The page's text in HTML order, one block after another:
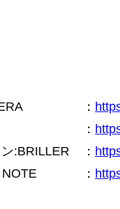
：
：
:BRILLER
：
：